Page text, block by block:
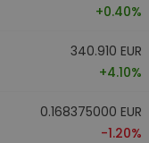
+0.40%
340.910 EUR
+4.10%
0.168375000 EUR
-1.20%